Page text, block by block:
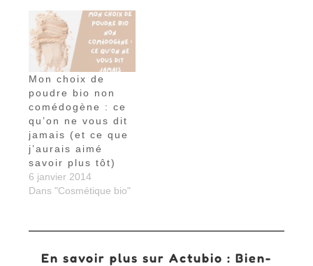
Mon choix de
poudre bio non
comédogène : ce
qu’on ne vous dit
jamais (et ce que
j’aurais aimé
savoir plus tôt)
6 janvier 2014
Dans "Cosmétique bio"
En savoir plus sur Actubio : Bien-